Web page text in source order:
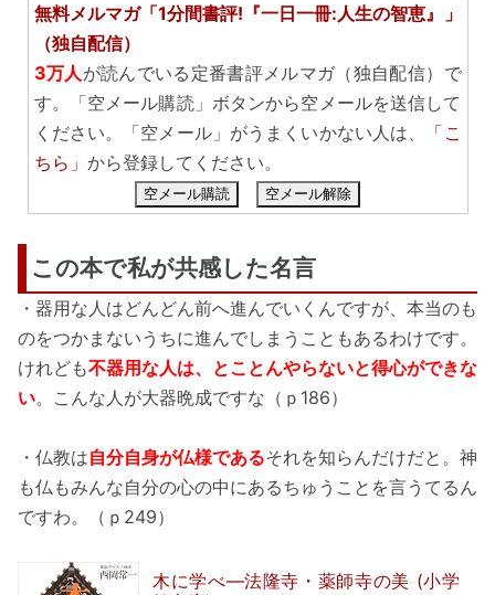
無料メルマガ「1分間書評!『一日一冊:人生の智恵』」
（独自配信）
3万人 が読んでいる定番書評メルマガ（独自配信）で
す。「空メール購読」ボタンから空メールを送信して
ください。「空メール」がうまくいかない人は、
「こ
ちら」 から登録してください。
空メール購読 空メール解除
この本で私が共感した名言
・器用な人はどんどん前へ進んでいくんですが、本当のも
のをつかまないうちに進んでしまうこともあるわけです。
けれども不器用な人は、とことんやらないと得心ができな
い。こんな人が大器晩成ですな（ｐ186）
・仏教は自分自身が仏様であるそれを知らんだけだと。神
も仏もみんな自分の心の中にあるちゅうことを言うてるん
ですわ。（ｐ249）
木に学べ―法隆寺・薬師寺の美 (小学